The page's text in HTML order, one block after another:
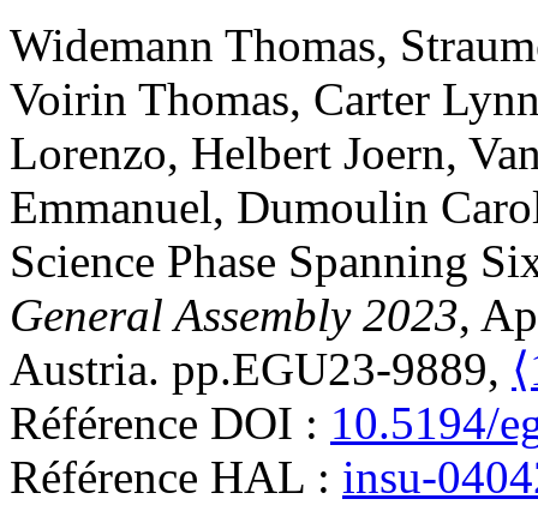
Widemann Thomas,
Voirin Thomas, Carter
Lorenzo, Helbert Joern,
Emmanuel, Dumoulin
Science Phase Spanning
General Assembly 2023,
Austria. pp.EGU23-9889,
Référence DOI : 10.5194/
Référence HAL : insu-